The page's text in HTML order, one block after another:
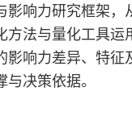
响力研究框架
法与量化工具
响力差异、特
决策依据。